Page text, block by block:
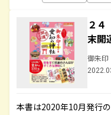
２
末開
御朱印
本書は2020年10月発行の